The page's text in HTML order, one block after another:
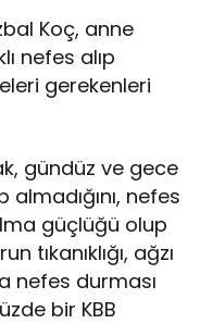
Koç, anne
nefes alıp
gerekenleri
gündüz ve gece
nefes
güçlüğü olup
tıkanıklığı, ağzı
nefes durması
bir KBB